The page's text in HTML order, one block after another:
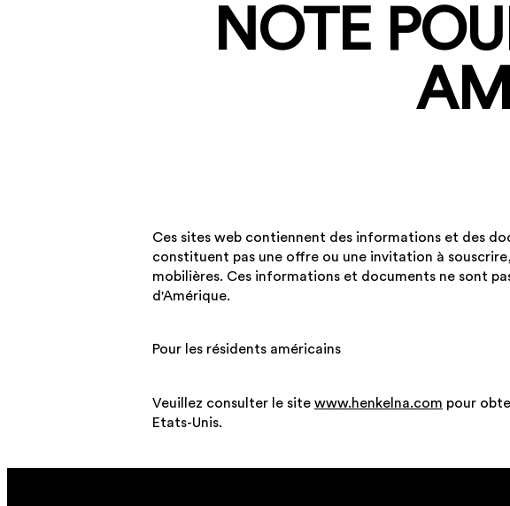
NOTE
Ces sites web contiennent des informations et des
constituent pas une offre ou une invitation à
mobilières. Ces informations et documents ne sont
d'Amérique.
Pour les résidents américains
Veuillez consulter le site www.henkelna.com pour
Etats-Unis.